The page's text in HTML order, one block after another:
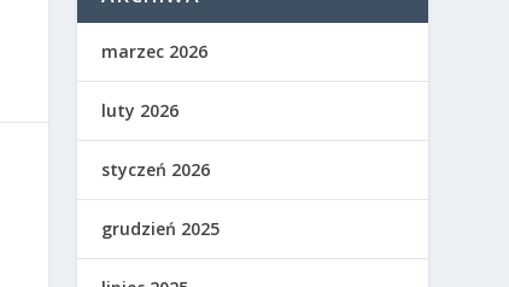
marzec 2026
luty 2026
styczeń 2026
grudzień 2025